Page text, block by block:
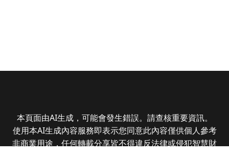
本頁面由AI生成，可能會發生錯誤。請查核重要資訊。
使用本AI生成內容服務即表示您同意此內容僅供個人參考
非商業用途，任何轉載分享皆不得違反法律或侵犯智慧財